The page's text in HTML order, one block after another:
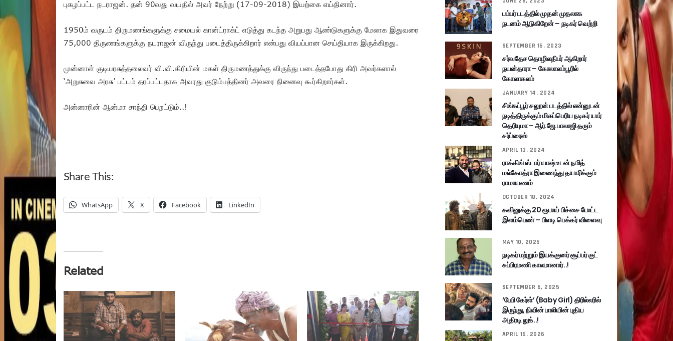
புகழப்பட்ட நடராஜன். தன் 90வது வயதில் அவர் நேற்று (17-09-2018) இயற்கை எய்தினார்.
1950ம் வருடம் திருமணங்களுக்கு சமையல் கான்ட்ராக்ட் எடுத்து கடந்த அறுபது ஆண்டுகளுக்கு மேலாக இதுவரை
75,000 திருணங்களுக்கு நடராஜன் விருந்து படைத்திருக்கிறார் என்பது வியப்பான செய்தியாக இருக்கிறது.
முன்னாள் குடியரசுத்தலைவர் வி.வி.கிரியின் மகள் திருமணத்துக்கு விருந்து படைத்தபோது கிரி அவர்களால்
‘அறுசுவை அரசு’ பட்டம் தரப்பட்டதாக அவரது குடும்பத்தினர் அவரை நினைவு கூர்கிறார்கள்.
அன்னாரின் ஆன்மா சாந்தி பெறட்டும்..!
Share This:
WhatsApp X Facebook LinkedIn
Related
பம்பர் படத்தில் முதன் முதலாக
நடனம் ஆடுகிறேன் – நடிகர் வெற்றி
SEPTEMBER 15, 2023
சர்வதேச தொழிலதிபர் ஆகிறார்
நயன்தாரா – கோலாலம்பூரில்
கோலாகலம்
JANUARY 14, 2024
சிங்கப்பூர் சலூன் படத்தில் என்னுடன்
நடித்திருக்கும் மிகப்பெரிய நடிகர் யார்
தெரியுமா – ஆர்.ஜே.பாலாஜி தரும்
சர்ப்ரைஸ்
APRIL 13, 2024
ராக்கிங் ஸ்டார் யாஷ் உடன் நமித்
மல்கோத்ரா இணைந்து தயாரிக்கும்
ராமாயணம்
OCTOBER 18, 2024
கவினுக்கு 20 ரூபாய் பிச்சை போட்ட
இளம்பெண் – பிளடி பெக்கர் விளைவு
MAY 10, 2025
நடிகர் மற்றும் இயக்குனர் சூப்பர் குட்
சுப்பிரமணி காலமானார்..!
SEPTEMBER 6, 2025
‘பேபி கேர்ள்’ (Baby Girl) திரில்லரில்
இருந்து, நிவின் பாலியின் புதிய
அதிரடி லுக்..!
APRIL 15, 2026